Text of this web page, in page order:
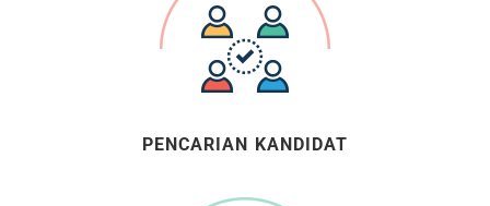
PENCARIAN KANDIDAT